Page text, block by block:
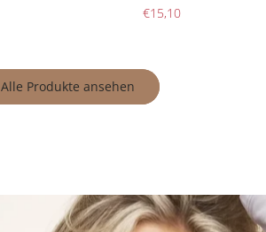
€15,10
Alle Produkte ansehen